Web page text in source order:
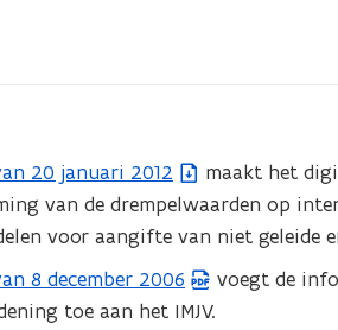
20 januari 2012
maakt het
van de drempelwaarden op
voor aangifte van niet geleide
8 december 2006
voegt de
toe aan het IMJV.